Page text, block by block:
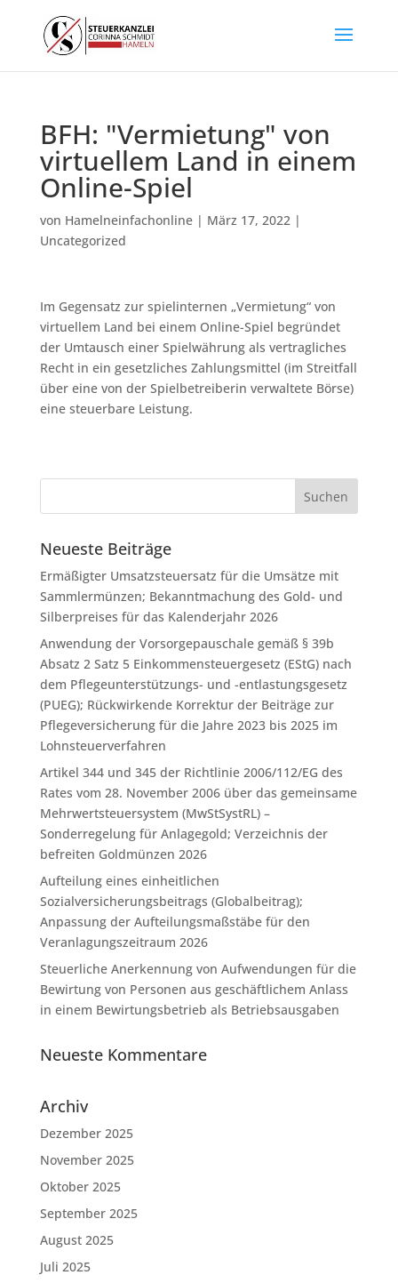
BFH: "Vermietung" von
virtuellem Land in einem
Online-Spiel
von Hamelneinfachonline| März 17, 2022|
Uncategorized
Im Gegensatz zur spielinternen „Vermietung“ von
virtuellem Land bei einem Online-Spiel begründet
der Umtausch einer Spielwährung als vertragliches
Recht in ein gesetzliches Zahlungsmittel (im Streitfall
über eine von der Spielbetreiberin verwaltete Börse)
eine steuerbare Leistung.
Neueste Beiträge
Ermäßigter Umsatzsteuersatz für die Umsätze mit
Sammlermünzen; Bekanntmachung des Gold- und
Silberpreises für das Kalenderjahr 2026
Anwendung der Vorsorgepauschale gemäß § 39b
Absatz 2 Satz 5 Einkommensteuergesetz (EStG) nach
dem Pflegeunterstützungs- und -entlastungsgesetz
(PUEG); Rückwirkende Korrektur der Beiträge zur
Pflegeversicherung für die Jahre 2023 bis 2025 im
Lohnsteuerverfahren
Artikel 344 und 345 der Richtlinie 2006/112/EG des
Rates vom 28. November 2006 über das gemeinsame
Mehrwertsteuersystem (MwStSystRL) –
Sonderregelung für Anlagegold; Verzeichnis der
befreiten Goldmünzen 2026
Aufteilung eines einheitlichen
Sozialversicherungsbeitrags (Globalbeitrag);
Anpassung der Aufteilungsmaßstäbe für den
Veranlagungszeitraum 2026
Steuerliche Anerkennung von Aufwendungen für die
Bewirtung von Personen aus geschäftlichem Anlass
in einem Bewirtungsbetrieb als Betriebsausgaben
Neueste Kommentare
Archiv
Dezember 2025
November 2025
Oktober 2025
September 2025
August 2025
Juli 2025